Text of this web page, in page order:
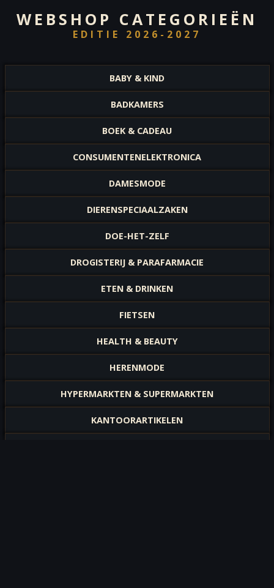
WEBSHOP CATEGORIEËN
EDITIE 2026-2027
BABY & KIND
BADKAMERS
BOEK & CADEAU
CONSUMENTENELEKTRONICA
DAMESMODE
DIERENSPECIAALZAKEN
DOE-HET-ZELF
DROGISTERIJ & PARAFARMACIE
ETEN & DRINKEN
FIETSEN
HEALTH & BEAUTY
HERENMODE
HYPERMARKTEN & SUPERMARKTEN
KANTOORARTIKELEN